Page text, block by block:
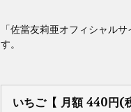
「佐當友莉亜オフィシャル
す。
いちご【 月額 440円(